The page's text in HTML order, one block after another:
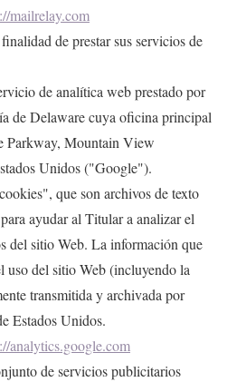
mailrelay.com
de prestar sus servicios de
de analítica web prestado por
de Delaware cuya oficina principal
Parkway, Mountain View
Unidos ("Google").
que son archivos de texto
ayudar al Titular a analizar el
del sitio Web. La información que
uso del sitio Web (incluyendo la
transmitida y archivada por
Estados Unidos.
analytics.google.com
de servicios publicitarios